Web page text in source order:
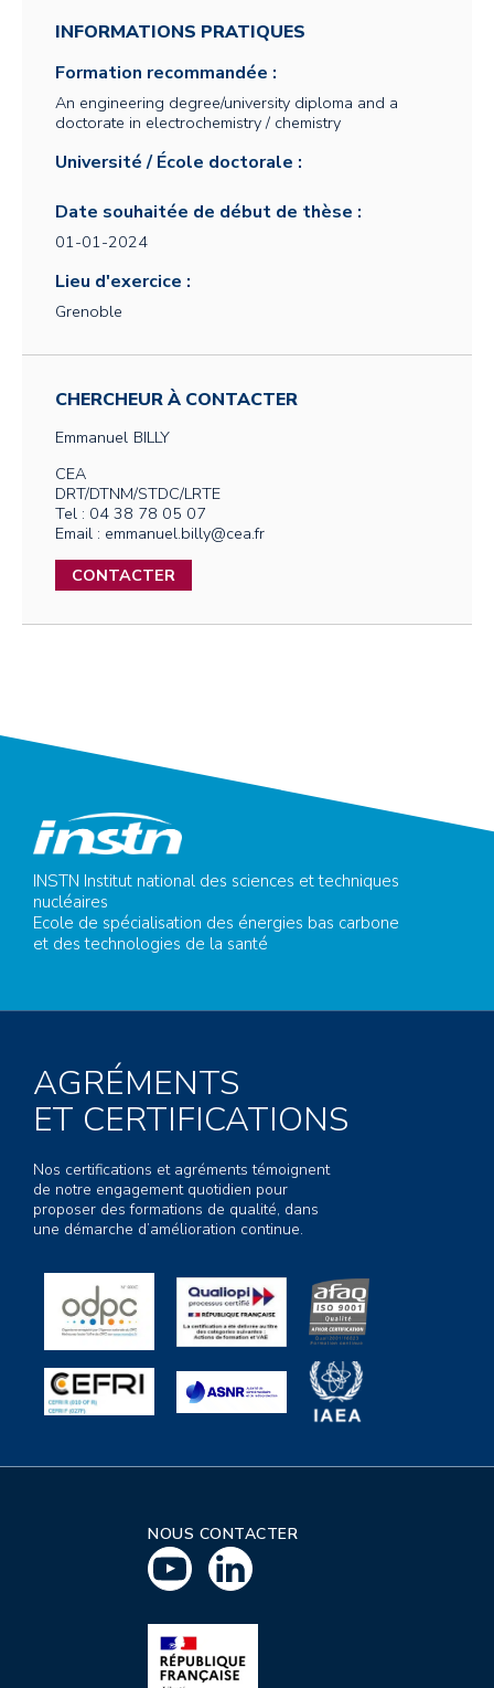
INFORMATIONS PRATIQUES
Formation recommandée :
An engineering degree/university diploma and a
doctorate in electrochemistry / chemistry
Université / École doctorale :
Date souhaitée de début de thèse :
01-01-2024
Lieu d'exercice :
Grenoble
CHERCHEUR À CONTACTER
Emmanuel BILLY
CEA
DRT/DTNM/STDC/LRTE
Tel : 04 38 78 05 07
Email : emmanuel.billy@cea.fr
CONTACTER
INSTN Institut national des sciences et techniques
nucléaires
Ecole de spécialisation des énergies bas carbone
et des technologies de la santé
AGRÉMENTS
ET CERTIFICATIONS
Nos certifications et agréments témoignent
de notre engagement quotidien pour
proposer des formations de qualité, dans
une démarche d’amélioration continue.
NOUS CONTACTER